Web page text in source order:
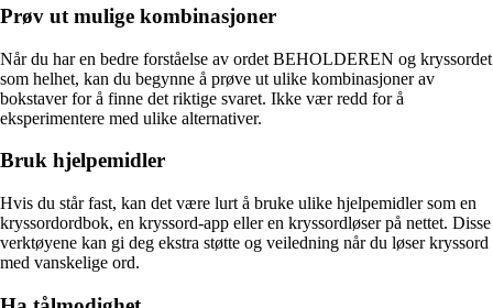
Prøv ut mulige kombinasjoner
Når du har en bedre forståelse av ordet BEHOLDEREN og kryssordet
som helhet, kan du begynne å prøve ut ulike kombinasjoner av
bokstaver for å finne det riktige svaret. Ikke vær redd for å
eksperimentere med ulike alternativer.
Bruk hjelpemidler
Hvis du står fast, kan det være lurt å bruke ulike hjelpemidler som en
kryssordordbok, en kryssord-app eller en kryssordløser på nettet. Disse
verktøyene kan gi deg ekstra støtte og veiledning når du løser kryssord
med vanskelige ord.